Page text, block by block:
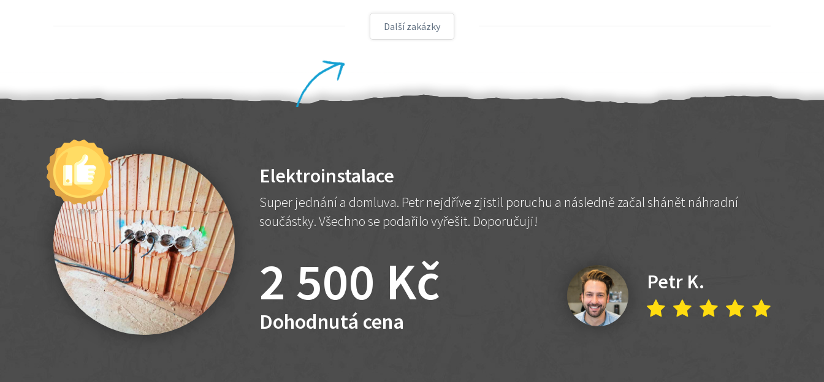
Další zakázky
Elektroinstalace
Super jednání a domluva. Petr nejdříve zjistil poruchu a následně začal shánět náhradní
součástky. Všechno se podařilo vyřešit. Doporučuji!
2 500 Kč
Dohodnutá cena
Petr K.